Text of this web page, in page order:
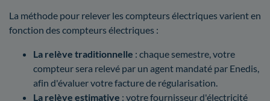
La méthode pour relever les compteurs électriques varient en
fonction des compteurs électriques :
La relève traditionnelle : chaque semestre, votre
compteur sera relevé par un agent mandaté par Enedis,
afin d'évaluer votre facture de régularisation.
La relève estimative : votre fournisseur d'électricité